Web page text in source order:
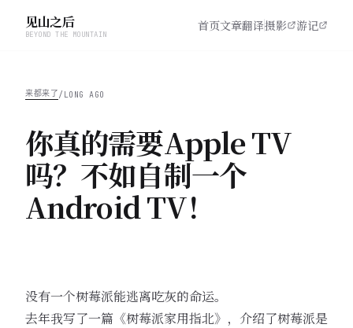
见山之后
BEYOND THE MOUNTAIN
首页文章翻译摄影 游记
来都来了/ LONG AGO
你真的需要Apple TV
吗？不如自制一个
Android TV！
没有一个树莓派能逃离吃灰的命运。
去年我写了一篇《树莓派家用指北》，介绍了树莓派是